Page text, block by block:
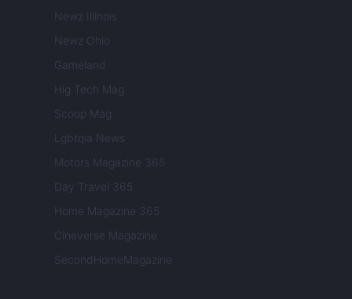
Newz Illinois
Newz Ohio
Gameland
Hig Tech Mag
Scoop Mag
Lgbtqia News
Motors Magazine 365
Day Travel 365
Home Magazine 365
Cineverse Magazine
SecondHomeMagazine